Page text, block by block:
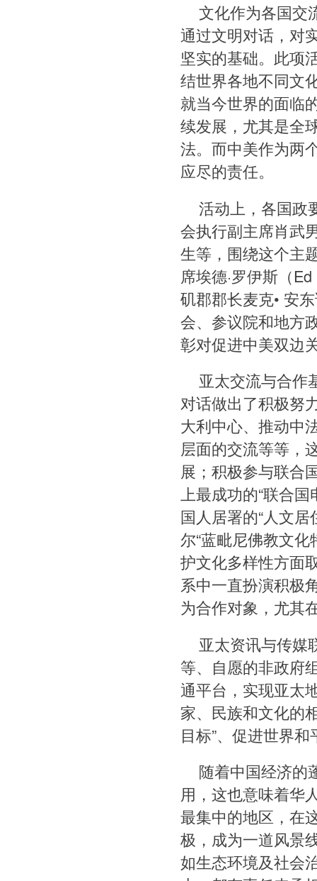
文化作为各国交
通过文明对话，对
坚实的基础。此项
结世界各地不同文
就当今世界的面临
续发展，尤其是全
法。而中美作为两
应尽的责任。
活动上，各国政
会执行副主席肖武
生等，围绕这个主
席埃德·罗伊斯（
矶郡郡长麦克• 安
会、参议院和地方
彰对促进中美双边
亚太交流与合作
对话做出了积极努
大利中心、推动中
层面的交流等等，
展；积极参与联合
上最成功的“联合
国人居署的“人文
尔“蓝毗尼佛教文
护文化多样性方面
系中一直扮演积极
为合作对象，尤其
亚太资讯与传媒
等、自愿的非政府
通平台，实现亚太
家、民族和文化的
目标”、促进世界
随着中国经济的
用，这也意味着华
最集中的地区，在
极，成为一道风景
如生态环境及社会